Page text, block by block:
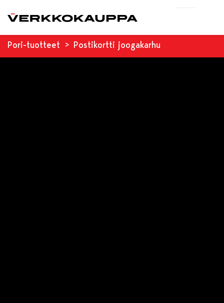
Pori-tuotteet Postikortti joogakarhu